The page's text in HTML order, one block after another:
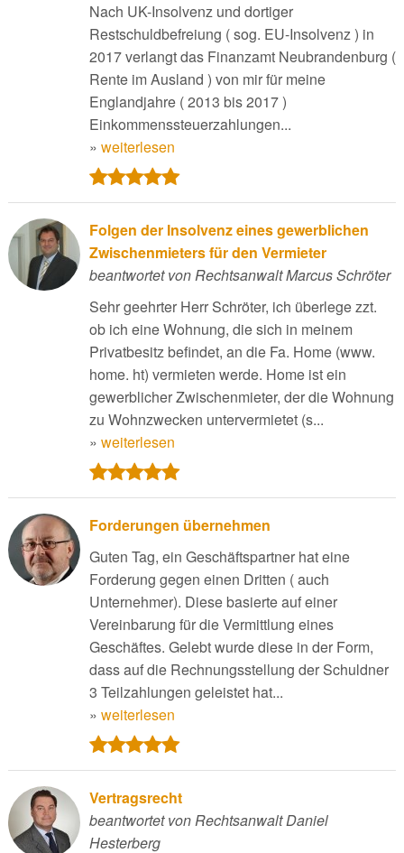
Nach UK-Insolvenz und dortiger
Restschuldbefreiung ( sog. EU-Insolvenz ) in
2017 verlangt das Finanzamt Neubrandenburg (
Rente im Ausland ) von mir für meine
Englandjahre ( 2013 bis 2017 )
Einkommenssteuerzahlungen...
» weiterlesen
Folgen der Insolvenz eines gewerblichen
Zwischenmieters für den Vermieter
beantwortet von Rechtsanwalt Marcus Schröter
Sehr geehrter Herr Schröter, ich überlege zzt.
ob ich eine Wohnung, die sich in meinem
Privatbesitz befindet, an die Fa. Home (www.
home. ht) vermieten werde. Home ist ein
gewerblicher Zwischenmieter, der die Wohnung
zu Wohnzwecken untervermietet (s...
» weiterlesen
Forderungen übernehmen
Guten Tag, ein Geschäftspartner hat eine
Forderung gegen einen Dritten ( auch
Unternehmer). Diese basierte auf einer
Vereinbarung für die Vermittlung eines
Geschäftes. Gelebt wurde diese in der Form,
dass auf die Rechnungsstellung der Schuldner
3 Teilzahlungen geleistet hat...
» weiterlesen
Vertragsrecht
beantwortet von Rechtsanwalt Daniel
Hesterberg